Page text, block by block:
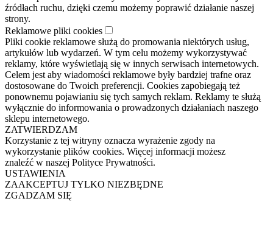
źródłach ruchu, dzięki czemu możemy poprawić działanie naszej
strony.
Reklamowe pliki cookies
Pliki cookie reklamowe służą do promowania niektórych usług,
artykułów lub wydarzeń. W tym celu możemy wykorzystywać
reklamy, które wyświetlają się w innych serwisach internetowych.
Celem jest aby wiadomości reklamowe były bardziej trafne oraz
dostosowane do Twoich preferencji. Cookies zapobiegają też
ponownemu pojawianiu się tych samych reklam. Reklamy te służą
wyłącznie do informowania o prowadzonych działaniach naszego
sklepu internetowego.
ZATWIERDZAM
Korzystanie z tej witryny oznacza wyrażenie zgody na
wykorzystanie plików cookies. Więcej informacji możesz
znaleźć w naszej Polityce Prywatności.
USTAWIENIA
ZAAKCEPTUJ TYLKO NIEZBĘDNE
ZGADZAM SIĘ